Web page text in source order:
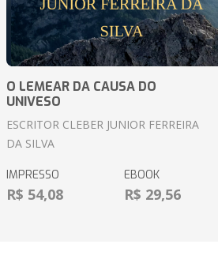
O LEMEAR DA CAUSA DO
UNIVESO
ESCRITOR CLEBER JUNIOR FERREIRA
DA SILVA
IMPRESSO
R$ 54,08
EBOOK
R$ 29,56